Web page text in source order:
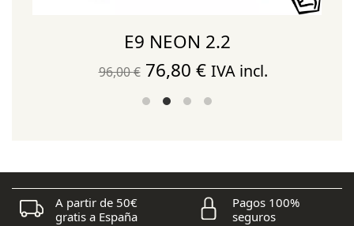
E9 NEON 2.2
96,00€ El
precio
96,00 €.
76,80 €El
precio
76,80 €.
IVA incl.
A partir de 50€
gratis a España
Pagos 100%
seguros